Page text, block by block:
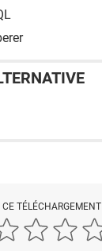
CE TÉLÉCHARGEMENT